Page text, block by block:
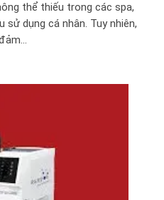
thể thiếu trong các spa,
sử dụng cá nhân. Tuy nhiên,